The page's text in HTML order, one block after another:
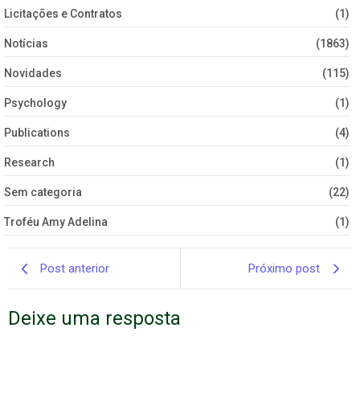
Licitações e Contratos (1)
Notícias (1863)
Novidades (115)
Psychology (1)
Publications (4)
Research (1)
Sem categoria (22)
Troféu Amy Adelina (1)
Post anterior Próximo post
Deixe uma resposta